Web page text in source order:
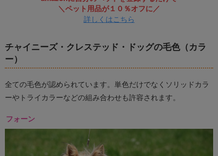
＼ペット用品が１０％オフに／
詳しくはこちら
チャイニーズ・クレステッド・ドッグの毛色（カラ
ー）
全ての毛色が認められています。単色だけでなくソリッドカラ
ーやトライカラーなどの組み合わせも許容されます。
フォーン